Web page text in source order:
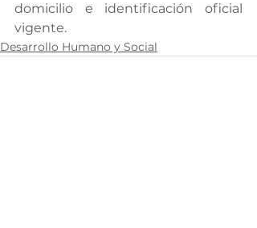
domicilio e identificación oficial
vigente.
Desarrollo Humano y Social